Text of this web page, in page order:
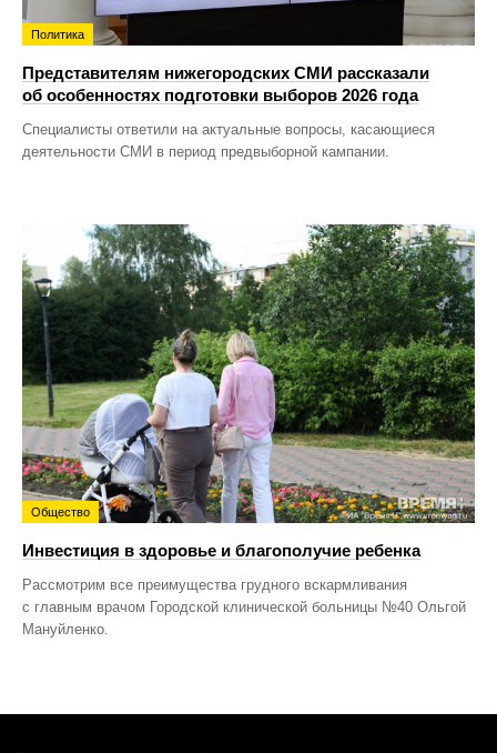
Политика
Представителям нижегородских СМИ рассказали
об особенностях подготовки выборов 2026 года
Специалисты ответили на актуальные вопросы, касающиеся
деятельности СМИ в период предвыборной кампании.
Общество
Инвестиция в здоровье и благополучие ребенка
Рассмотрим все преимущества грудного вскармливания
с главным врачом Городской клинической больницы №40 Ольгой
Мануйленко.